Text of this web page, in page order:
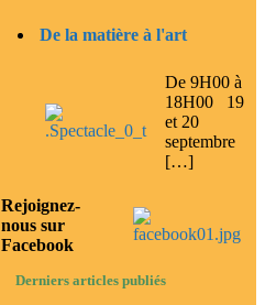
De la matière à l'art
De 9H00 à
18H00 19
et 20
septembre
[…]
Rejoignez-
nous sur
Facebook
Derniers articles publiés